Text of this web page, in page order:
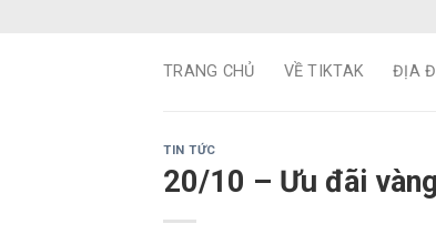
TRANG CHỦ VỀ TIKTAK ĐỊA
TIN TỨC
20/10 – Ưu đãi